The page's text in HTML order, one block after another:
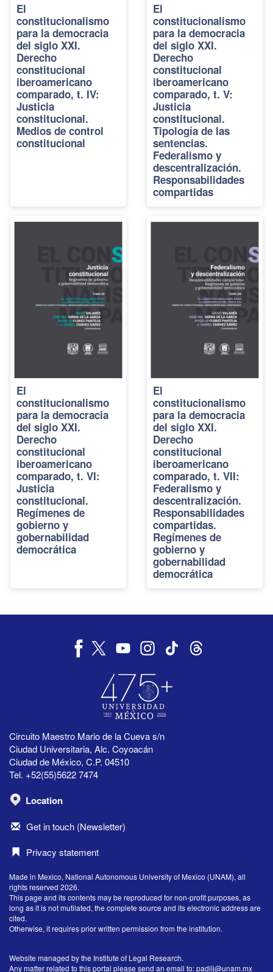
El
constitucionalismo
para la democracia
del siglo XXI.
Derecho
constitucional
iberoamericano
comparado, t. IV:
Justicia
constitucional.
Medios de control
constitucional
El
constitucionalismo
para la democracia
del siglo XXI.
Derecho
constitucional
iberoamericano
comparado, t. V:
Justicia
constitucional.
Tipología de las
sentencias.
Federalismo y
descentralización.
Responsabilidades
compartidas
El
constitucionalismo
para la democracia
del siglo XXI.
Derecho
constitucional
iberoamericano
comparado, t. VI:
Justicia
constitucional.
Regímenes de
gobierno y
gobernabilidad
democrática
El
constitucionalismo
para la democracia
del siglo XXI.
Derecho
constitucional
iberoamericano
comparado, t. VII:
Federalismo y
descentralización.
Responsabilidades
compartidas.
Regímenes de
gobierno y
gobernabilidad
democrática
Circuito Maestro Mario de la Cueva s/n
Ciudad Universitaria, Alc. Coyoacán
Ciudad de México, C.P. 04510
Tel. +52(55)5622 7474
Location
Get in touch (Newsletter)
Privacy statement
Made in Mexico, National Autonomous University of Mexico (UNAM), all
rights reserved 2026.
This page and its contents may be reproduced for non-profit purposes, as
long as it is not mutilated, the complete source and its electronic address are
cited.
Otherwise, it requires prior written permission from the institution.
Website managed by the Institute of Legal Research.
Any matter related to this portal please send an email to:padiij@unam.mx